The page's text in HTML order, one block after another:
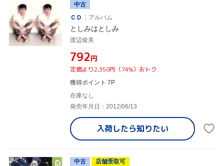
中古
ＣＤ
アルバム
としみはとしみ
渡辺俊美
¥792円
定価より2,350円（74%）おトク
獲得ポイント 7P
在庫なし
発売年月日：2012/06/13
入荷したら知りたい
中古
店舗受取可